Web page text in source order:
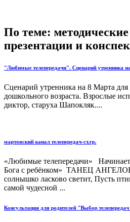
По теме:
презентации и
"Любимые телепередачи". Сценарий утренника
Сценарий утренника на 8 Марта для
дошкольного возраста. Взрослые
диктор, старуха Шапокляк....
мартовский канал телепередач-ст.гр.
«Любимые телепередачи»
Бога с ребёнком» ТАНЕЦ
солнышко ласково светит, Пусть
самой чудесной ...
Консультация для родителей "Выбор